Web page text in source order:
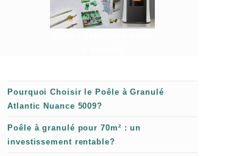
Pourquoi Choisir le Poêle à Granulé
Atlantic Nuance 5009?
Poêle à granulé pour 70m² : un
investissement rentable?